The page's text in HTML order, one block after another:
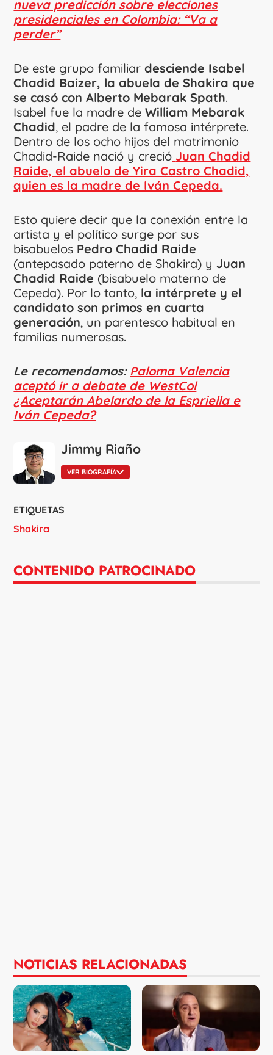
nueva predicción sobre elecciones
presidenciales en Colombia: “Va a
perder”
De este grupo familiardesciende Isabel
Chadid Baizer, la abuela de Shakira que
se casó con Alberto Mebarak Spath.
Isabel fue la madre deWilliam Mebarak
Chadid, el padre de la famosa intérprete.
Dentro de los ocho hijos del matrimonio
Chadid-Raide nació y creció Juan Chadid
Raide, el abuelo de Yira Castro Chadid,
quien es la madre de Iván Cepeda.
Esto quiere decir que la conexión entre la
artista y el político surge por sus
bisabuelos Pedro Chadid Raide
(antepasado paterno de Shakira) yJuan
Chadid Raide (bisabuelo materno de
Cepeda). Por lo tanto, la intérprete y el
candidato son primos en cuarta
generación, un parentesco habitual en
familias numerosas.
Le recomendamos: Paloma Valencia
aceptó ir a debate de WestCol
¿Aceptarán Abelardo de la Espriella e
Iván Cepeda?
Jimmy Riaño
VER BIOGRAFÍA
ETIQUETAS
Shakira
CONTENIDO PATROCINADO
NOTICIAS RELACIONADAS